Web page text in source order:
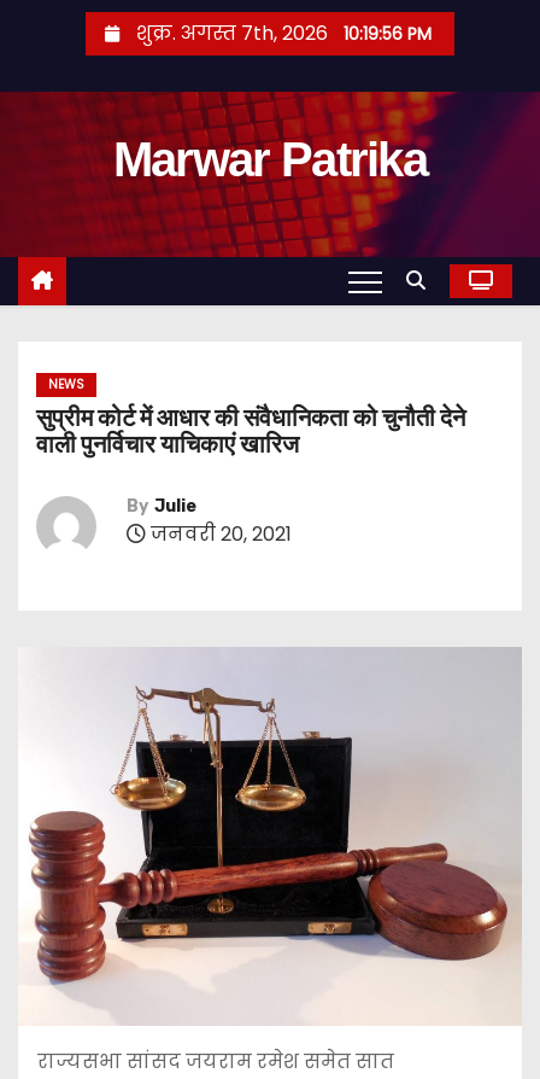
o
शुक्र. अगस्त 7th, 2026 10:19:57 PM
Marwar Patrika
NEWS
सुप्रीम कोर्ट में आधार की संवैधानिकता को चुनौती देने
वाली पुनर्विचार याचिकाएं खारिज
By Julie
जनवरी 20, 2021
राज्यसभा सांसद जयराम रमेश समेत सात